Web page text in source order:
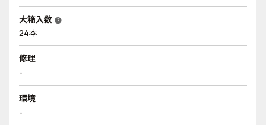
大箱入数 help
24本
修理
-
環境
-